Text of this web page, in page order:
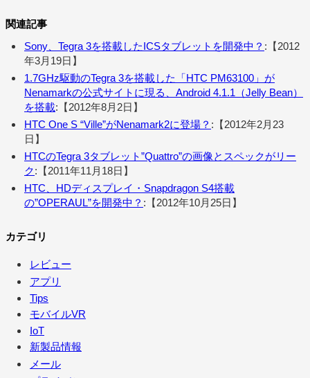
関連記事
Sony、Tegra 3を搭載したICSタブレットを開発中？ :【2012
年3月19日】
1.7GHz駆動のTegra 3を搭載した「HTC PM63100」が
Nenamarkの公式サイトに現る、Android 4.1.1（Jelly Bean）
を搭載:【2012年8月2日】
HTC One S “Ville”がNenamark2に登場？ :【2012年2月23
日】
HTCのTegra 3タブレット”Quattro”の画像とスペックがリー
ク:【2011年11月18日】
HTC、HDディスプレイ・Snapdragon S4搭載
の”OPERAUL”を開発中？ :【2012年10月25日】
カテゴリ
レビュー
アプリ
Tips
モバイルVR
IoT
新製品情報
メール